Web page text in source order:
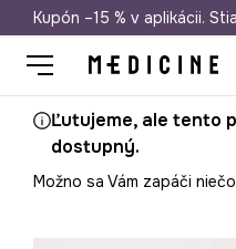
Doprava
Kupón –15 % v aplikácii.
Ľutujeme, ale tento
dostupný.
Možno sa Vám zapáči